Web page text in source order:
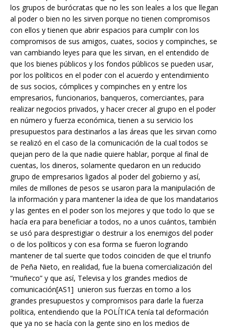
los grupos de burócratas que no les son leales a los que llegan
al poder o bien no les sirven porque no tienen compromisos
con ellos y tienen que abrir espacios para cumplir con los
compromisos de sus amigos, cuates, socios y compinches, se
van cambiando leyes para que les sirvan, en el entendido de
que los bienes públicos y los fondos públicos se pueden usar,
por los políticos en el poder con el acuerdo y entendimiento
de sus socios, cómplices y compinches en y entre los
empresarios, funcionarios, banqueros, comerciantes, para
realizar negocios privados, y hacer crecer al grupo en el poder
en número y fuerza económica, tienen a su servicio los
presupuestos para destinarlos a las áreas que les sirvan como
se realizó en el caso de la comunicación de la cual todos se
quejan pero de la que nadie quiere hablar, porque al final de
cuentas, los dineros, solamente quedaron en un reducido
grupo de empresarios ligados al poder del gobierno y así,
miles de millones de pesos se usaron para la manipulación de
la información y para mantener la idea de que los mandatarios
y las gentes en el poder son los mejores y que todo lo que se
hacía era para beneficiar a todos, no a unos cuántos, también
se usó para desprestigiar o destruir a los enemigos del poder
o de los políticos y con esa forma se fueron logrando
mantener de tal suerte que todos coinciden de que el triunfo
de Peña Nieto, en realidad, fue la buena comercialización del
“muñeco” y que así, Televisa y los grandes medios de
comunicación[AS1] unieron sus fuerzas en torno a los
grandes presupuestos y compromisos para darle la fuerza
política, entendiendo que la POLÍTICA tenía tal deformación
que ya no se hacía con la gente sino en los medios de